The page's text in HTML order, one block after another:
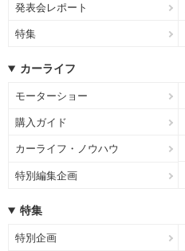
発表会レポート
特集
カーライフ
モーターショー
購入ガイド
カーライフ・ノウハウ
特別編集企画
特集
特別企画